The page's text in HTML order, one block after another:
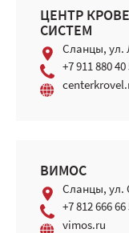
ЦЕНТР
СИСТЕМ
Сланцы, ул.
+7 911 880 40
ВИМОС
Сланцы, ул.
+7 812 666 66
vimos.ru